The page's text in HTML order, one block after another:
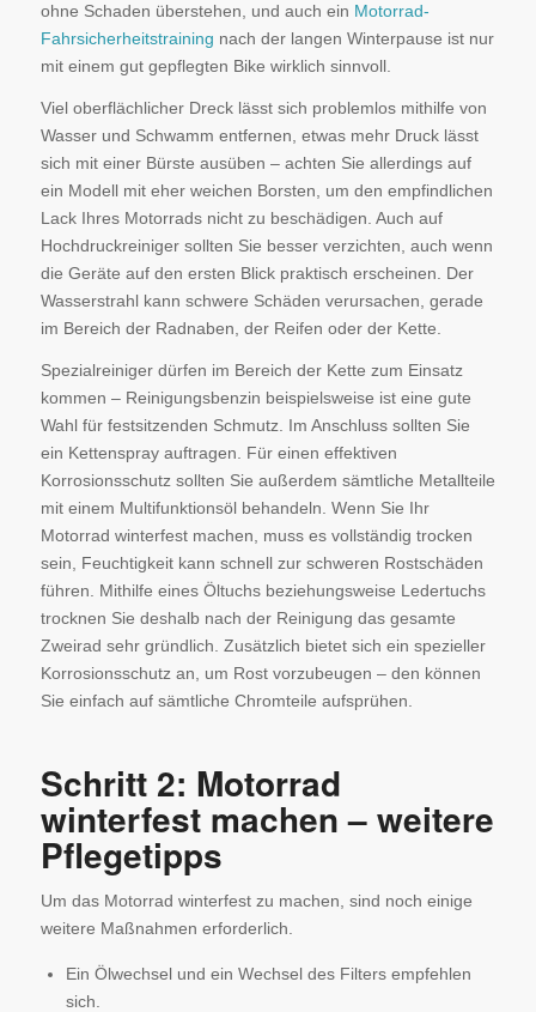
ohne Schaden überstehen, und auch ein Motorrad-
Fahrsicherheitstraining nach der langen Winterpause ist nur
mit einem gut gepflegten Bike wirklich sinnvoll.
Viel oberflächlicher Dreck lässt sich problemlos mithilfe von
Wasser und Schwamm entfernen, etwas mehr Druck lässt
sich mit einer Bürste ausüben – achten Sie allerdings auf
ein Modell mit eher weichen Borsten, um den empfindlichen
Lack Ihres Motorrads nicht zu beschädigen. Auch auf
Hochdruckreiniger sollten Sie besser verzichten, auch wenn
die Geräte auf den ersten Blick praktisch erscheinen. Der
Wasserstrahl kann schwere Schäden verursachen, gerade
im Bereich der Radnaben, der Reifen oder der Kette.
Spezialreiniger dürfen im Bereich der Kette zum Einsatz
kommen – Reinigungsbenzin beispielsweise ist eine gute
Wahl für festsitzenden Schmutz. Im Anschluss sollten Sie
ein Kettenspray auftragen. Für einen effektiven
Korrosionsschutz sollten Sie außerdem sämtliche Metallteile
mit einem Multifunktionsöl behandeln. Wenn Sie Ihr
Motorrad winterfest machen, muss es vollständig trocken
sein, Feuchtigkeit kann schnell zur schweren Rostschäden
führen. Mithilfe eines Öltuchs beziehungsweise Ledertuchs
trocknen Sie deshalb nach der Reinigung das gesamte
Zweirad sehr gründlich. Zusätzlich bietet sich ein spezieller
Korrosionsschutz an, um Rost vorzubeugen – den können
Sie einfach auf sämtliche Chromteile aufsprühen.
Schritt 2: Motorrad
winterfest machen – weitere
Pflegetipps
Um das Motorrad winterfest zu machen, sind noch einige
weitere Maßnahmen erforderlich.
Ein Ölwechsel und ein Wechsel des Filters empfehlen
sich.